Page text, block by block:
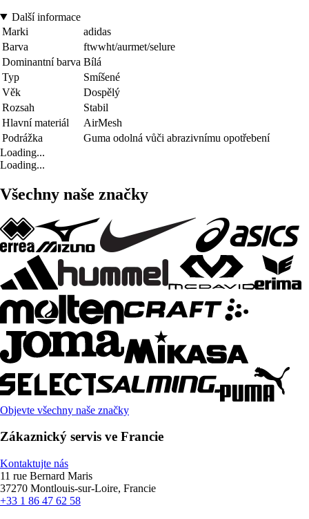
Další informace
Marki
adidas
Barva
ftwwht/aurmet/selure
Dominantní barva Bílá
Typ
Smíšené
Věk
Dospělý
Rozsah
Stabil
Hlavní materiál
AirMesh
Podrážka
Guma odolná vůči abrazivnímu opotřebení
Loading...
Loading...
Všechny naše značky
Objevte všechny naše značky
Zákaznický servis ve Francie
Kontaktujte nás
11 rue Bernard Maris
37270 Montlouis-sur-Loire, Francie
+33 1 86 47 62 58